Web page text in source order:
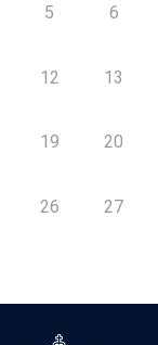
5 6
12 13
19 20
26 27